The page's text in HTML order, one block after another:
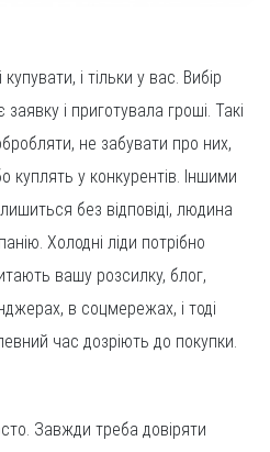
і тільки у вас. Вибір
і приготувала гроші. Такі
не забувати про них,
куплять у конкурентів. Іншими
без відповіді, людина
Холодні ліди потрібно
вашу розсилку, блог,
в соцмережах, і тоді
час дозріють до покупки.
Завжди треба довіряти